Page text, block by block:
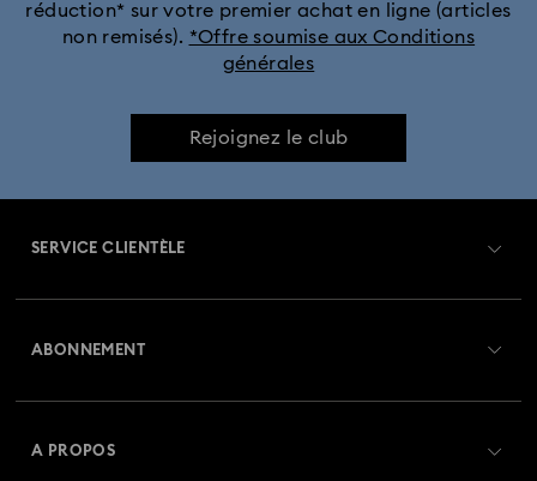
réduction* sur votre premier achat en ligne (articles
non remisés). *Offre soumise aux Conditions
générales
Rejoignez le club
SERVICE CLIENTÈLE
ABONNEMENT
A PROPOS